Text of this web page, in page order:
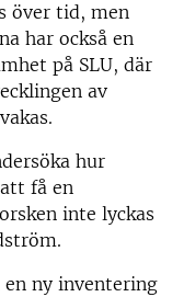
över tid, men
har också en
på SLU, där
av
hur
få en
inte lyckas
ny inventering